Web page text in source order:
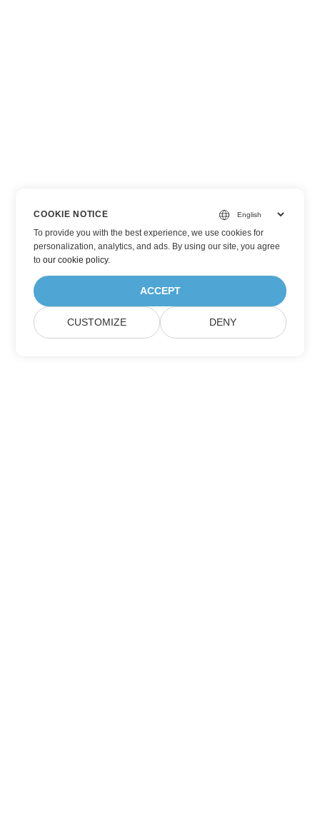
COOKIE NOTICE
To provide you with the best experience, we use cookies for
personalization, analytics, and ads. By using our site, you agree
toour cookie policy.
ACCEPT
CUSTOMIZE DENY